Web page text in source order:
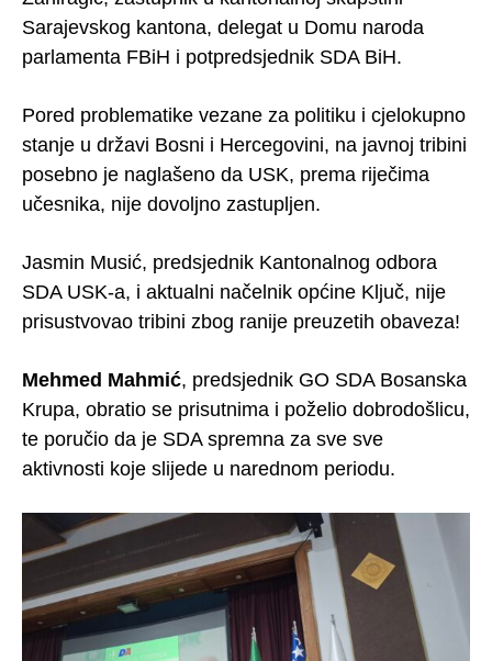
Sarajevskog kantona, delegat u Domu naroda
parlamenta FBiH i potpredsjednik SDA BiH.
Pored problematike vezane za politiku i cjelokupno
stanje u državi Bosni i Hercegovini, na javnoj tribini
posebno je naglašeno da USK, prema riječima
učesnika, nije dovoljno zastupljen.
Jasmin Musić, predsjednik Kantonalnog odbora
SDA USK-a, i aktualni načelnik općine Ključ, nije
prisustvovao tribini zbog ranije preuzetih obaveza!
Mehmed Mahmić, predsjednik GO SDA Bosanska
Krupa, obratio se prisutnima i poželio dobrodošlicu,
te poručio da je SDA spremna za sve sve
aktivnosti koje slijede u narednom periodu.